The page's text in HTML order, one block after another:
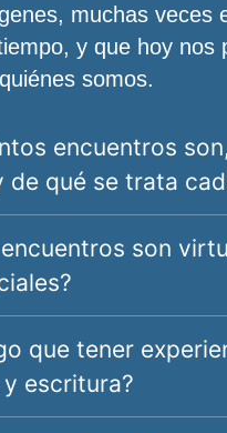
muchas veces
y que hoy nos
somos.
encuentros
de qué se trata
son
que tener
escritura?